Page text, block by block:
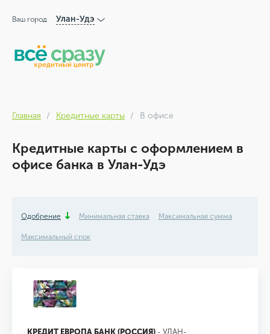
Ваш город Улан-Удэ
Главная Кредитные карты В офисе
Кредитные карты с оформлением в
офисе банка в Улан-Удэ
Одобрение Минимальная ставка Максимальная сумма
Максимальный срок
КРЕДИТ ЕВРОПА БАНК (РОССИЯ) - УЛАН-